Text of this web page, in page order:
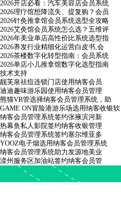
2026开店必看：汽车美容店会员系统
2026理疗馆想降流失、提复购？会员
2026针灸推拿馆会员系统选型全攻略
2026艾灸馆会员系统怎么选？五维评
2026年美业单店高性价比系统选型指
2026养发行业精细化运营白皮书,会
2026茶楼数字化转型指南：会员系统
2026单店小儿推拿馆数字化选型指南
技术支持
靓芙泉祛痘连锁门店使用纳客会员
迪迪趣味游乐园使用纳客会员管理
熊猫VR管选择纳客会员管理系统，助
GAME ON冒险港游乐场选用纳客收银软
纳客会员管理系统签约张掖滨河新
热幕鱼私人影院签约纳客收银管理
纳客会员管理系统签约塞尔维亚多
YOOZ电子烟选用纳客会员管理系统
纳客会员管理系统助力发源地美业
滦州服务区加油站签约纳客会员管